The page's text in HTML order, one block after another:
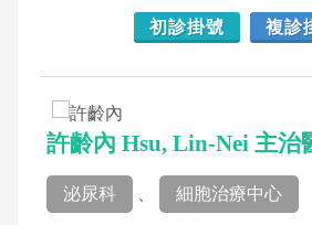
初診掛號 複診
許齡內 Hsu, Lin-Nei 主治
泌尿科 細胞治療中心